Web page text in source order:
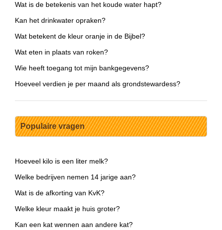
Wat is de betekenis van het koude water hapt?
Kan het drinkwater opraken?
Wat betekent de kleur oranje in de Bijbel?
Wat eten in plaats van roken?
Wie heeft toegang tot mijn bankgegevens?
Hoeveel verdien je per maand als grondstewardess?
Populaire vragen
Hoeveel kilo is een liter melk?
Welke bedrijven nemen 14 jarige aan?
Wat is de afkorting van KvK?
Welke kleur maakt je huis groter?
Kan een kat wennen aan andere kat?